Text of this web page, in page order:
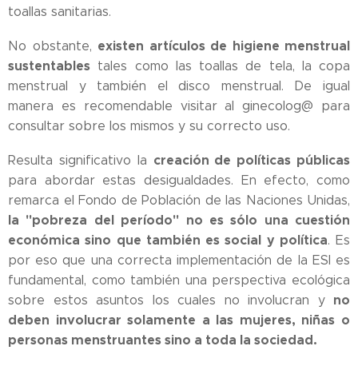
toallas sanitarias.
No obstante, existen artículos de higiene menstrual
sustentables tales como las toallas de tela, la copa
menstrual y también el disco menstrual. De igual
manera es recomendable visitar al ginecolog@ para
consultar sobre los mismos y su correcto uso.
Resulta significativo la creación de políticas públicas
para abordar estas desigualdades. En efecto, como
remarca el Fondo de Población de las Naciones Unidas,
la "pobreza del período" no es sólo una cuestión
económica sino que también es social y política. Es
por eso que una correcta implementación de la ESI es
fundamental, como también una perspectiva ecológica
sobre estos asuntos los cuales no involucran y no
deben involucrar solamente a las mujeres, niñas o
personas menstruantes sino a toda la sociedad.